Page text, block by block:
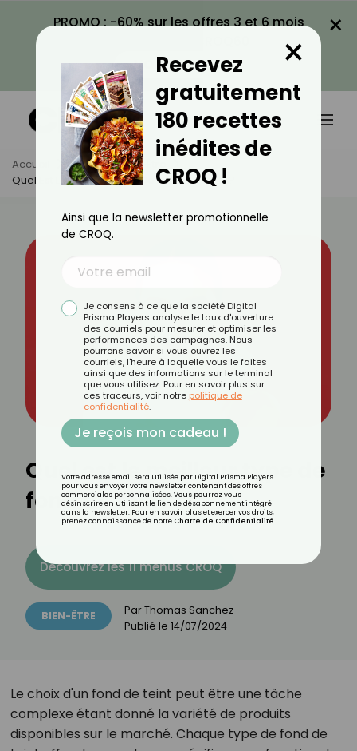
PROMO : -60% sur les offres 3 et 6 mois
VOIR LA PROMO
×
Accueil Actus
Bien-Être
Quel Est Le Meilleur Type De Fond De Teint ?
Quel est le meilleur type de
fond de teint ?
Découvrez les 11 menus CROQ
BIEN-ÊTRE ParThomas Sanchez
Publié le 14/07/2024
Le choix d'un fond de teint peut être une tâche
complexe étant donné la variété de produits
disponibles sur le marché. Chaque type de fond de
Recevez
gratuitement
180 recettes
inédites de
CROQ !
×
Ainsi que la newsletter promotionnelle
de CROQ.
Je consens à ce que la société Digital
Prisma Players analyse le taux d'ouverture
des courriels pour mesurer et optimiser les
performances des campagnes. Nous
pourrons savoir si vous ouvrez les
courriels, l'heure à laquelle vous le faites
ainsi que des informations sur le terminal
que vous utilisez. Pour en savoir plus sur
ces traceurs, voir notre politique de
confidentialité.
Je reçois mon cadeau !
Votre adresse email sera utilisée par Digital Prisma Players
pour vous envoyer votre newsletter contenant des offres
commerciales personnalisées. Vous pourrez vous
désinscrire en utilisant le lien de désabonnement intégré
dans la newsletter. Pour en savoir plus et exercer vos droits,
prenez connaissance de notre Charte de Confidentialité.